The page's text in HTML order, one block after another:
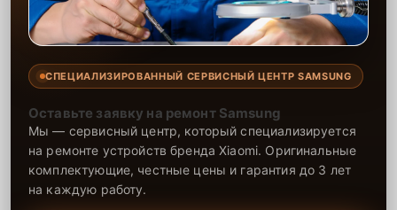
СПЕЦИАЛИЗИРОВАННЫЙ СЕРВИСНЫЙ ЦЕНТР SAMSUNG
Оставьте заявку на ремонт Samsung
Мы — сервисный центр, который специализируется
на ремонте устройств бренда Xiaomi. Оригинальные
комплектующие, честные цены и гарантия до 3 лет
на каждую работу.